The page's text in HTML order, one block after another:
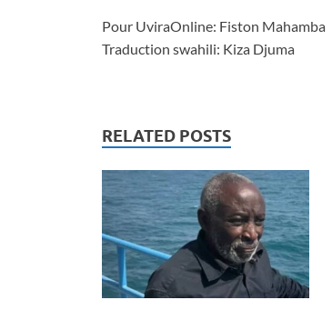
Pour UviraOnline: Fiston Mahamba
Traduction swahili: Kiza Djuma
RELATED POSTS